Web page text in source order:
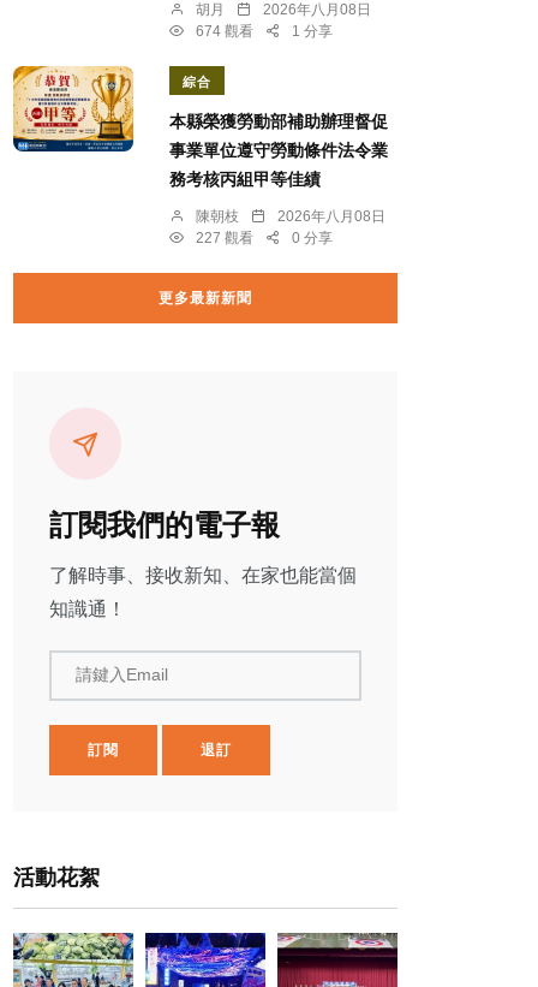
胡月
2026年八月08日
674 觀看
1 分享
綜合
本縣榮獲勞動部補助辦理督促
事業單位遵守勞動條件法令業
務考核丙組甲等佳績
陳朝枝
2026年八月08日
227 觀看
0 分享
更多最新新聞
訂閱我們的電子報
了解時事、接收新知、在家也能當個
知識通！
請鍵入Email
訂閱 退訂
活動花絮